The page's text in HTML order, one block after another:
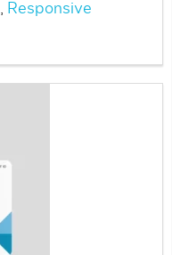
, Responsive